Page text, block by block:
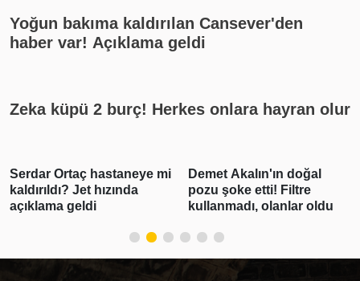
Yoğun bakıma kaldırılan Cansever'den
haber var! Açıklama geldi
Zeka küpü 2 burç! Herkes onlara hayran olur
hastaneye mi
Jet hızında
geldi
Demet Akalın'ın doğal
pozu şoke etti! Filtre
kullanmadı, olanlar oldu
üretimi
ulaşarak